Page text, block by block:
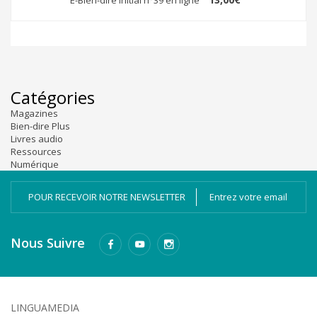
Catégories
Magazines
Bien-dire Plus
Livres audio
Ressources
Numérique
POUR RECEVOIR NOTRE NEWSLETTER
Nous Suivre
LINGUAMEDIA